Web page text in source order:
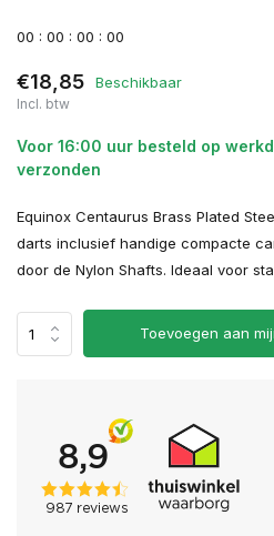
00 : 00 : 00 : 00
€18,85 Beschikbaar
Incl. btw
Voor 16:00 uur besteld op
verzonden
Equinox Centaurus Brass Plated
darts inclusief handige compacte
door de Nylon Shafts. Ideaal voor
Toevoegen aan